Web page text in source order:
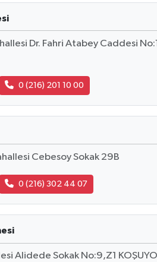
Dr. Fahri Atabey Caddesi
0 (216) 201 10 00
Cebesoy Sokak 29B
0 (216) 302 44 07
Alidede Sokak No:9,Z1